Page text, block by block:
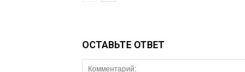
ОСТАВЬТЕ ОТВЕТ